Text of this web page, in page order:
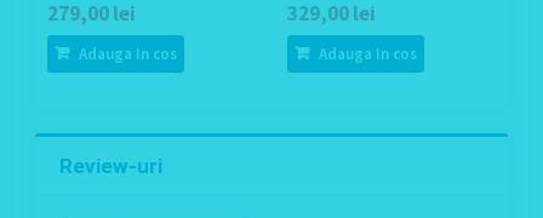
279,00 lei
Adauga In cos
329,00 lei
Adauga In cos
Review-uri